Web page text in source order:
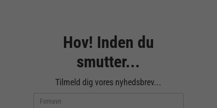
Hov! Inden du
smutter...
Tilmeld dig vores nyhedsbrev...